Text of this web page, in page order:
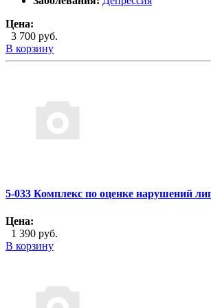
Цена:
3 700 руб.
В корзину
5-033 Комплекс по оценке нарушений
Цена:
1 390 руб.
В корзину